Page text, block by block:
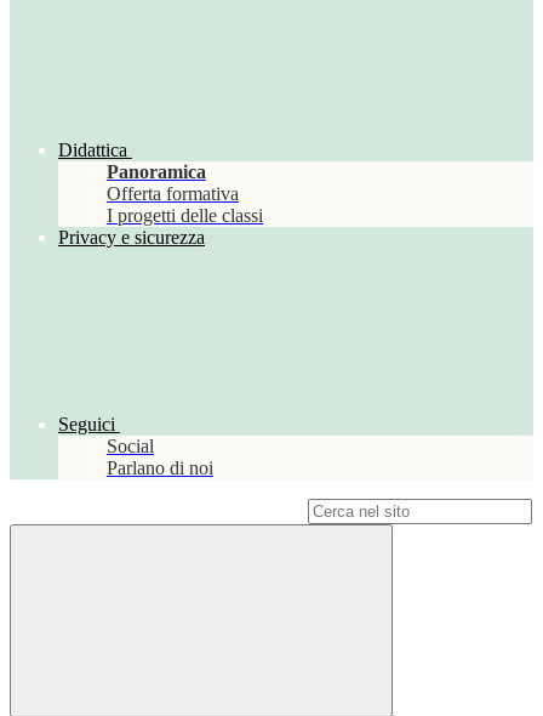
Didattica
Panoramica
Offerta formativa
I progetti delle classi
Privacy e sicurezza
Seguici
Social
Parlano di noi